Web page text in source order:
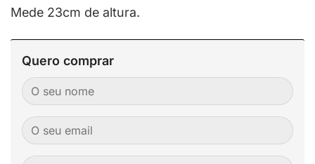
Mede 23cm de altura.
Quero comprar